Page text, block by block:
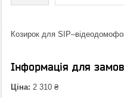
Козирок для
Інформація для
Ціна: 2 310 ₴